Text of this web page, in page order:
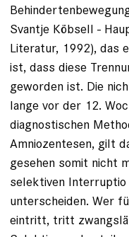
Svantje Köbsell -
Literatur, 1992), das
ist, dass diese
geworden ist. Die
lange vor der 12.
diagnostischen
Amniozentesen, gilt
gesehen somit nicht
selektiven
unterscheiden. Wer
eintritt, tritt